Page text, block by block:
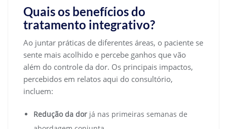
Quais os benefícios do
tratamento integrativo?
Ao juntar práticas de diferentes áreas, o paciente se
sente mais acolhido e percebe ganhos que vão
além do controle da dor. Os principais impactos,
percebidos em relatos aqui do consultório,
incluem:
Redução da dor já nas primeiras semanas de